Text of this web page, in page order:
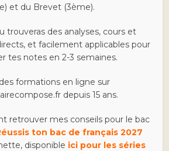
et du Brevet (3ème).
trouveras des analyses, cours et
et facilement applicables pour
tes notes en 2-3 semaines.
formations en ligne sur
depuis 15 ans.
retrouver mes conseils pour le bac
ton bac de français 2027
disponible ici pour les séries